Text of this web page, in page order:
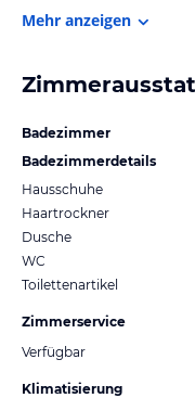
Mehr anzeigen
Badezimmer
Badezimmerdetails
Hausschuhe
Haartrockner
Dusche
WC
Toilettenartikel
Zimmerservice
Verfügbar
Klimatisierung